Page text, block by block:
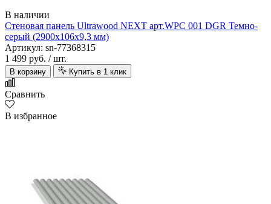
В наличии
Стеновая панель Ultrawood NEXT арт.WPC 001 DGR Темно-
серый (2900х106х9,3 мм)
Артикул: sn-77368315
1 499 руб. / шт.
В корзину Купить в 1 клик
Сравнить
В избранное